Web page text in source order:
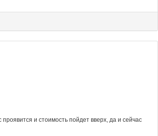
и стоимость пойдет вверх, да и сейчас